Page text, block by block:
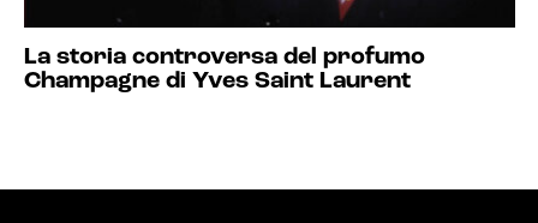
La storia controversa del profumo
Champagne di Yves Saint Laurent